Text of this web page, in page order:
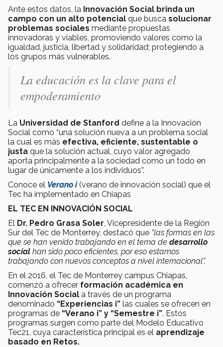
Ante estos datos, la Innovación Social brinda un
campo con un alto potencial que busca solucionar
problemas sociales mediante propuestas
innovadoras y viables, promoviendo valores como la
igualdad, justicia, libertad y solidaridad; protegiendo a
los grupos más vulnerables.
La educación es la clave para el
empoderamiento
La Universidad de Stanford define a la Innovación
Social como “una solución nueva a un problema social
la cual es más efectiva, eficiente, sustentable o
justa que la solución actual, cuyo valor agregado
aporta principalmente a la sociedad como un todo en
lugar de únicamente a los individuos”.
Conoce el Verano i (verano de innovación social) que el
Tec ha implementado en Chiapas
EL TEC EN INNOVACIÓN SOCIAL
El Dr. Pedro Grasa Soler , Vicepresidente de la Región
Sur del Tec de Monterrey, destacó que “las formas en las
que se han venido trabajando en el tema de desarrollo
social han sido poco eficientes, por eso estamos
trabajando con nuevos conceptos a nivel internacional”.
En el 2016, el Tec de Monterrey campus Chiapas,
comenzó a ofrecer formación académica en
Innovación Social a través de un programa
denominado “Experiencias i” las cuales se ofrecen en
programas de “Verano i” y “Semestre i”. Estos
programas surgen como parte del Modelo Educativo
Tec21, cuya característica principal es el aprendizaje
basado en Retos.